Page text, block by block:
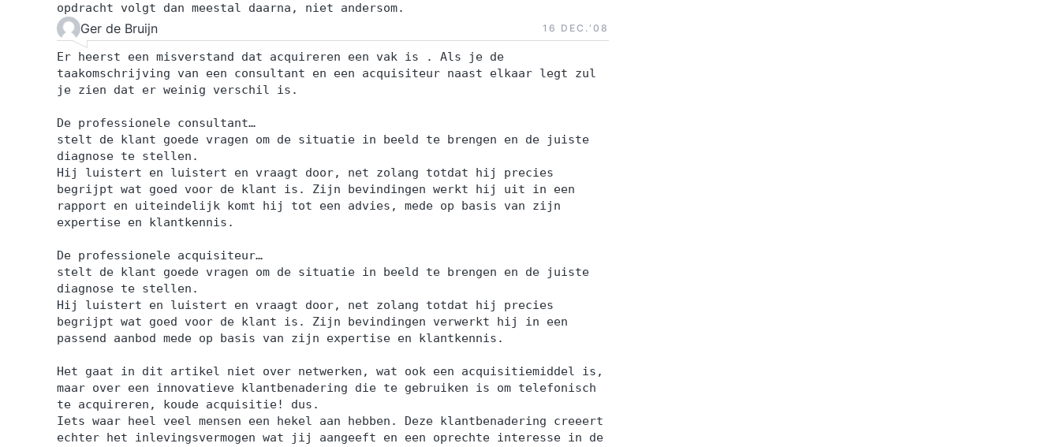
opdracht volgt dan meestal daarna, niet andersom.
Ger de Bruijn 16 DEC.‘08
Er heerst een misverstand dat acquireren een vak is . Als je de
taakomschrijving van een consultant en een acquisiteur naast elkaar legt zul
je zien dat er weinig verschil is.
De professionele consultant…
stelt de klant goede vragen om de situatie in beeld te brengen en de juiste
diagnose te stellen.
Hij luistert en luistert en vraagt door, net zolang totdat hij precies
begrijpt wat goed voor de klant is. Zijn bevindingen werkt hij uit in een
rapport en uiteindelijk komt hij tot een advies, mede op basis van zijn
expertise en klantkennis.
De professionele acquisiteur…
stelt de klant goede vragen om de situatie in beeld te brengen en de juiste
diagnose te stellen.
Hij luistert en luistert en vraagt door, net zolang totdat hij precies
begrijpt wat goed voor de klant is. Zijn bevindingen verwerkt hij in een
passend aanbod mede op basis van zijn expertise en klantkennis.
Het gaat in dit artikel niet over netwerken, wat ook een acquisitiemiddel is,
maar over een innovatieve klantbenadering die te gebruiken is om telefonisch
te acquireren, koude acquisitie! dus.
Iets waar heel veel mensen een hekel aan hebben. Deze klantbenadering creeert
echter het inlevingsvermogen wat jij aangeeft en een oprechte interesse in de